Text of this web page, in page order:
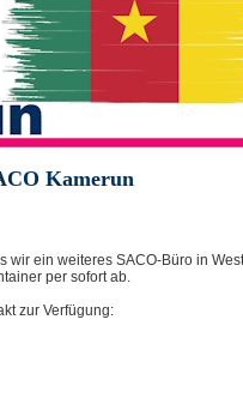
Kamerun
wir ein weiteres SACO-Büro in
per sofort ab.
zur Verfügung: